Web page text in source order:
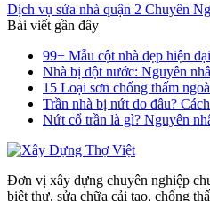
Dịch vụ sửa nhà quận 2 Chuyên
Bài viết gần đây
99+ Mẫu cột nhà đẹp hiện
Nhà bị dột nước: Nguyên
15 Loại sơn chống thấm
Trần nhà bị nứt do đâu?
Nứt cổ trần là gì? Nguyên
Đơn vị xây dựng chuyên nghiệp
biệt thự, sửa chữa cải tạo, chống